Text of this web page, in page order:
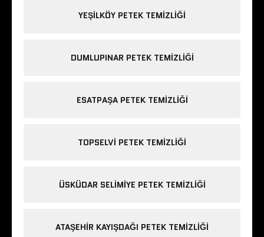
YEŞILKÖY PETEK TEMIZLIĞI
DUMLUPINAR PETEK TEMIZLIĞI
ESATPAŞA PETEK TEMIZLIĞI
TOPSELVI PETEK TEMIZLIĞI
ÜSKÜDAR SELIMIYE PETEK TEMIZLIĞI
ATAŞEHIR KAYIŞDAĞI PETEK TEMIZLIĞI